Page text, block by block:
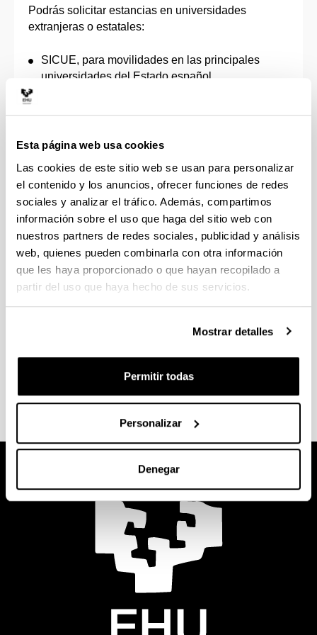
Esta página web usa cookies
Las cookies de este sitio web se usan para personalizar
el contenido y los anuncios, ofrecer funciones de redes
sociales y analizar el tráfico. Además, compartimos
información sobre el uso que haga del sitio web con
nuestros partners de redes sociales, publicidad y análisis
web, quienes pueden combinarla con otra información
que les haya proporcionado o que hayan recopilado a
partir del uso que haya hecho de sus servicios.
Mostrar detalles
Permitir todas
Personalizar
Denegar
Podrás solicitar estancias en universidades
extranjeras o estatales:
SICUE, para movilidades en las principales
universidades del Estado español.
Suecia, entre otras.
por ejemplo, Argentina, Brasil, Chile, México,
Perú, Colombia, etc.
Programa Otros Destinos, movilidad de estudios
en universidades de EE.UU., Canadá, Puerto
Rico, Corea del Sur…
En todos los programas de movilidad internacional,
tendrás la opción de estudiar en el idioma propio de